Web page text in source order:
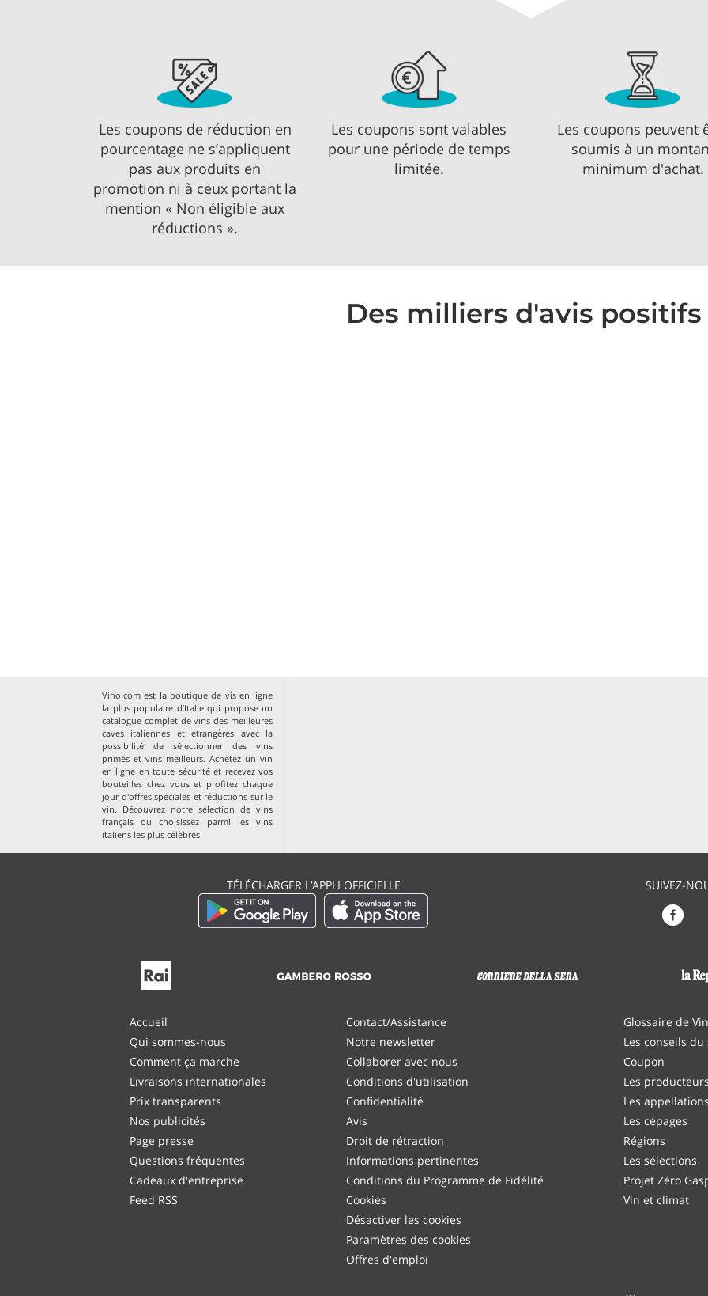
Les coupons de réduction en
pourcentage ne s’appliquent
pas aux produits en
promotion ni à ceux portant la
mention « Non éligible aux
réductions ».
Les coupons sont valables
pour une période de temps
limitée.
Les coupons peuvent
soumis à un
minimum d'achat.
Des milliers d'avis positifs
Vino.com est la boutique de vis en ligne
la plus populaire d’Italie qui propose un
catalogue complet de vins des meilleures
caves italiennes et étrangères avec la
possibilité de sélectionner des vins
primés et vins meilleurs. Achetez un vin
en ligne en toute sécurité et recevez vos
bouteilles chez vous et profitez chaque
jour d'offres spéciales et réductions sur le
vin. Découvrez notre sélection devins
français ou choisissez parmi lesvins
italiens les plus célèbres.
TÉLÉCHARGER L’APPLI OFFICIELLE SUIVEZ-
Accueil
Qui sommes-nous
Comment ça marche
Livraisons internationales
Prix transparents
Nos publicités
Page presse
Questions fréquentes
Cadeaux d'entreprise
Feed RSS
Contact/Assistance
Notre newsletter
Collaborer avec nous
Conditions d'utilisation
Confidentialité
Avis
Droit de rétraction
Informations pertinentes
Conditions du Programme de Fidélité
Cookies
Désactiver les cookies
Paramètres des cookies
Offres d'emploi
Glossaire de
Les conseils
Coupon
Les
Les
Les cépages
Régions
Les sélections
Projet Zéro
Vin et climat